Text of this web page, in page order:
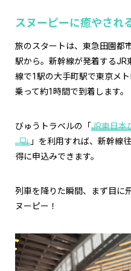
スヌーピーに癒やされ
旅のスタートは、東急田園都
駅から。新幹線が発着するJR
線で1駅の大手町駅で東京メ
乗って約1時間で到着します。
びゅうトラベルの「 JR東日本
」を利用すれば、新幹線
得に申込みできます。
列車を降りた瞬間、まず目に
ヌーピー！